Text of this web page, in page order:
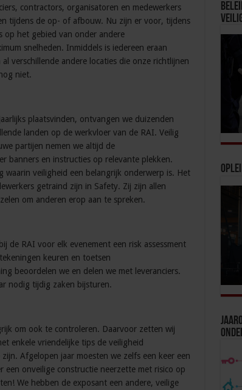
contractors, organisatoren en medewerkers
tijdens de op- of afbouw. Nu zijn er voor, tijdens
op het gebied van onder andere
snelheden. Inmiddels is iedereen eraan
verschillende andere locaties die onze richtlijnen
niet.
plaatsvinden, ontvangen we duizenden
landen op de werkvloer van de RAI. Veilig
partijen nemen we altijd de
banners en instructies op relevante plekken.
waarin veiligheid een belangrijk onderwerp is. Het
getraind zijn in Safety. Zij zijn allen
om anderen erop aan te spreken.
de RAI voor elk evenement een risk assessment
keuren en toetsen
beoordelen we en delen we met leveranciers.
nodig tijdig zaken bijsturen.
om ook te controleren. Daarvoor zetten wij
enkele vriendelijke tips de veiligheid
Afgelopen jaar moesten we zelfs een keer een
onveilige constructie neerzette met risico op
We hebben de exposant een andere, veilige